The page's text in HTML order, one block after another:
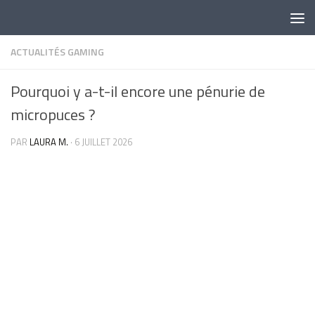
ACTUALITÉS GAMING
Pourquoi y a-t-il encore une pénurie de
micropuces ?
PAR LAURA M. · 6 JUILLET 2026